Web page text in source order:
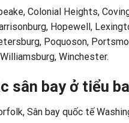
Colonial Heights,
Hopewell,
Poquoson,
Winchester.
sân bay ở tiểu
Sân bay quốc tế